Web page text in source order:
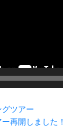
ツアー
再開しました！